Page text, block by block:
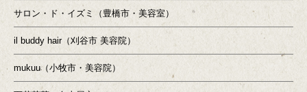
サロン・ド・イズミ（豊橋市・美容室）
il buddy hair（刈谷市 美容院）
mukuu（小牧市・美容院）